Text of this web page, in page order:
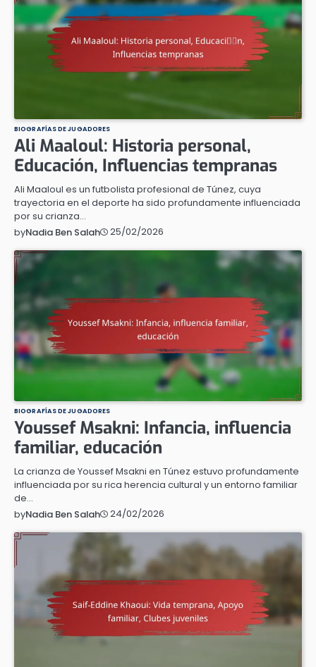
BIOGRAFÍAS DE JUGADORES
Ali Maaloul: Historia personal,
Educación, Influencias tempranas
Ali Maaloul es un futbolista profesional de Túnez, cuya
trayectoria en el deporte ha sido profundamente influenciada
por su crianza…
byNadia Ben Salah 25/02/2026
BIOGRAFÍAS DE JUGADORES
Youssef Msakni: Infancia, influencia
familiar, educación
La crianza de Youssef Msakni en Túnez estuvo profundamente
influenciada por su rica herencia cultural y un entorno familiar
de…
byNadia Ben Salah 24/02/2026